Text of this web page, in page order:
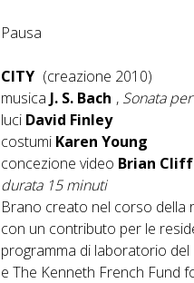
Pausa
CITY (creazione 2010)
musica J. S. Bach , Sonata
luci David Finley
costumi Karen Young
concezione video Brian
durata 15 minuti
Brano creato nel corso della
con un contributo per le
programma di laboratorio
e The Kenneth French Fund